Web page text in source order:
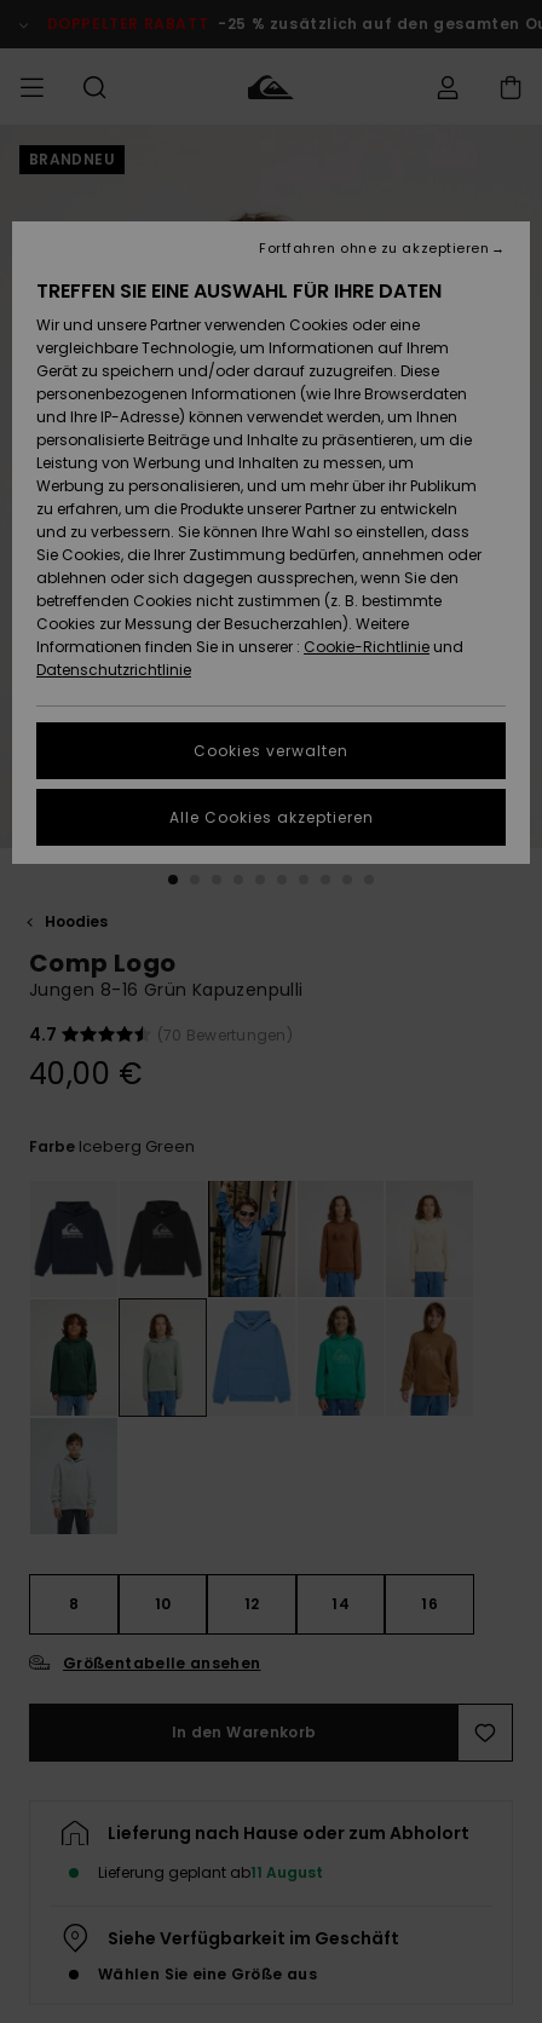
Produktinformation
DOPPELTER RABATT -25 % zusätzlich auf den gesamten
MÄNNER
Accessoires
Schuhe&
Flip-Flops
Surf
Snow
Brandneu
Highlights
Accessoires
Schuhe&
Flip-Flops
Surf
Snow
Brandneu
Highlights
FRAUEN
Brandneu
Highlights
Snow
SURF
Kinder
Highlights
Community
SNOW
Snow Shop
Kinder
Snow Shop
Damen
Highlights
Community
DOPPELTER
RABATT
KINDER
Outlet
Frauen
HILFE & KONTAKT
Retouren
Bezahlung
Geschenkkarte
Quiksilver
Freedom
Datenschutz
Starten Sie eine
um die
schnellste
Antwort auf Ihre
Finden Sie
Antworten auf
die häufigsten
Fragen sowie
NACHHALTIGKEIT
SHOPS
QUIKSILVER APP
WUNSCHLISTE
BRANDNEU
Hoodies
Comp Logo
Jungen 8-16 Grün Kapuzenpulli
4.7
(70 Bewertungen)
40,00 €
Farbe Iceberg Green
8 10 12 14 16
Größentabelle ansehen
In den Warenkorb
Lieferung nach Hause oder zum Abholort
Lieferung geplant ab11 August
Siehe Verfügbarkeit im Geschäft
Wählen Sie eine Größe aus
TREFFEN SIE EINE AUSWAHL FÜR IHRE DATEN
Wir und unsere Partner verwenden Cookies oder eine
vergleichbare Technologie, um Informationen auf Ihrem
Gerät zu speichern und/oder darauf zuzugreifen. Diese
personenbezogenen Informationen (wie Ihre Browserdaten
und Ihre IP-Adresse) können verwendet werden, um Ihnen
personalisierte Beiträge und Inhalte zu präsentieren, um die
Leistung von Werbung und Inhalten zu messen, um
Werbung zu personalisieren, und um mehr über ihr Publikum
zu erfahren, um die Produkte unserer Partner zu entwickeln
und zu verbessern. Sie können Ihre Wahl so einstellen, dass
Sie Cookies, die Ihrer Zustimmung bedürfen, annehmen oder
ablehnen oder sich dagegen aussprechen, wenn Sie den
betreffenden Cookies nicht zustimmen (z. B. bestimmte
Cookies zur Messung der Besucherzahlen). Weitere
Informationen finden Sie in unserer : Cookie-Richtlinie und
Datenschutzrichtlinie
Cookies verwalten
Fortfahren ohne zu akzeptieren
Alle Cookies akzeptieren